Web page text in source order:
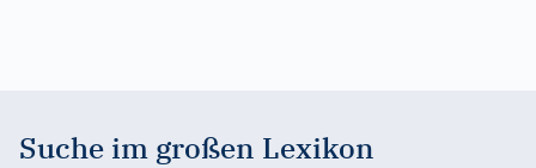
Suche im großen Lexikon